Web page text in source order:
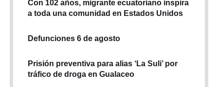
Con 102 años, migrante ecuatoriano inspira
a toda una comunidad en Estados Unidos
Defunciones 6 de agosto
Prisión preventiva para alias ‘La Suli’ por
tráfico de droga en Gualaceo